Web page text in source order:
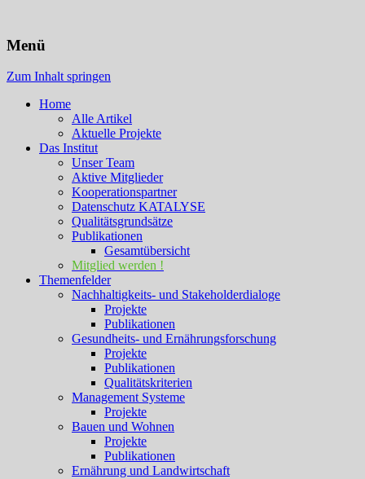
KATALYSE Institut
Menü
Zum Inhalt springen
Home
Alle Artikel
Aktuelle Projekte
Das Institut
Unser Team
Aktive Mitglieder
Kooperationspartner
Datenschutz KATALYSE
Qualitätsgrundsätze
Publikationen
Gesamtübersicht
Mitglied werden !
Themenfelder
Nachhaltigkeits- und Stakeholderdialoge
Projekte
Publikationen
Gesundheits- und Ernährungsforschung
Projekte
Publikationen
Qualitätskriterien
Management Systeme
Projekte
Bauen und Wohnen
Projekte
Publikationen
Ernährung und Landwirtschaft